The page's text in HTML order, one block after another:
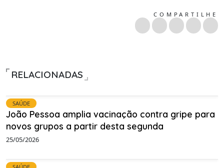
COMPARTILHE
RELACIONADAS
SAÚDE
João Pessoa amplia vacinação contra gripe para
novos grupos a partir desta segunda
25/05/2026